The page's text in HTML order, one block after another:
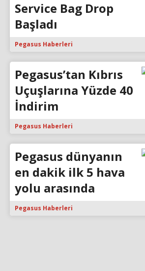
Service Bag Drop
Başladı
Pegasus Haberleri
Pegasus’tan Kıbrıs
Uçuşlarına Yüzde 40
İndirim
Pegasus Haberleri
Pegasus dünyanın
en dakik ilk 5 hava
yolu arasında
Pegasus Haberleri